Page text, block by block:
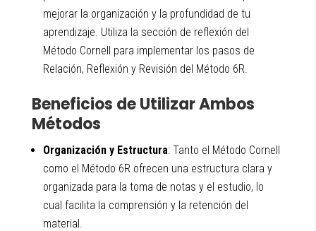
mejorar la organización y la profundidad de tu
aprendizaje. Utiliza la sección de reflexión del
Método Cornell para implementar los pasos de
Relación, Reflexión y Revisión del Método 6R.
Beneficios de Utilizar Ambos
Métodos
Organización y Estructura: Tanto el Método Cornell
como el Método 6R ofrecen una estructura clara y
organizada para la toma de notas y el estudio, lo
cual facilita la comprensión y la retención del
material.